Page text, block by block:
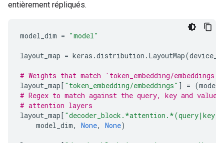
entièrement répliqués.
model_dim = "model"
layout_map = keras .distribution . LayoutMap(
# Weights that match 'token_embedding/
layout_map[ "token_embedding/embeddings" ] = (
# Regex to match against the query, key and value
# attention layers
layout_map[
model_dim, None, None)